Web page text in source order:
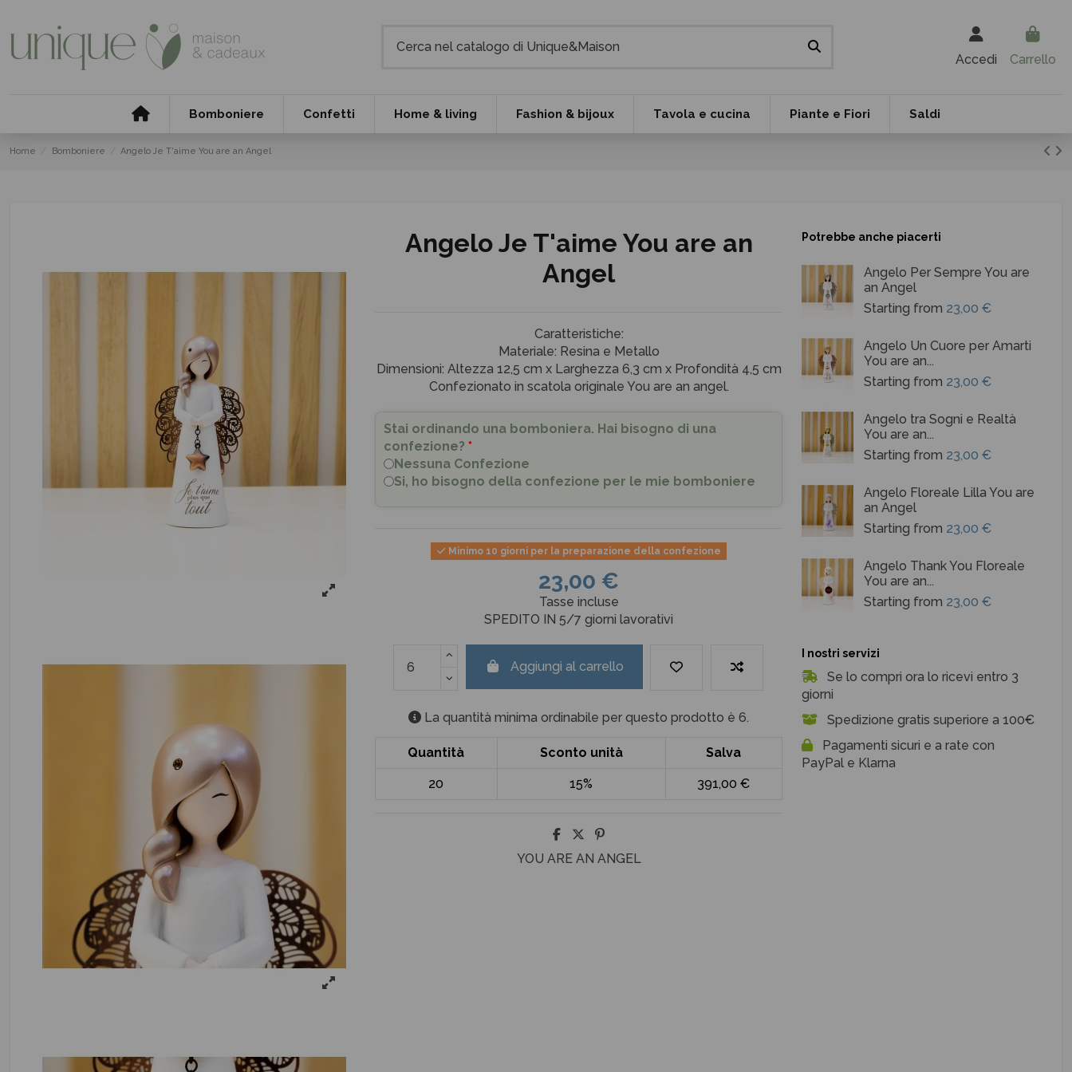
Accedi Carrello
Bomboniere Confetti Home & living Fashion & bijoux Tavola e cucina Piante e Fiori Saldi
Home Bomboniere Angelo Je T'aime You are an Angel
Angelo Je T'aime You are an
Angel
Caratteristiche:
Materiale: Resina e Metallo
Dimensioni: Altezza 12,5 cm x Larghezza 6,3 cm x Profondità 4,5 cm
Confezionato in scatola originale You are an angel.
Stai ordinando una bomboniera. Hai bisogno di una
confezione? *
Nessuna Confezione
Si, ho bisogno della confezione per le mie bomboniere
Minimo 10 giorni per la preparazione della confezione
23,00 €
Tasse incluse
SPEDITO IN 5/7 giorni lavorativi
Aggiungi al carrello
La quantità minima ordinabile per questo prodotto è 6.
Quantità Sconto unità Salva
20 15% 391,00 €
YOU ARE AN ANGEL
Potrebbe anche piacerti
Angelo Per Sempre You are
an Angel
Starting from 23,00 €
Angelo Un Cuore per Amarti
You are an...
Starting from 23,00 €
Angelo tra Sogni e Realtà
You are an...
Starting from 23,00 €
Angelo Floreale Lilla You are
an Angel
Starting from 23,00 €
Angelo Thank You Floreale
You are an...
Starting from 23,00 €
I nostri servizi
Se lo compri ora lo ricevi entro 3
giorni
Spedizione gratis superiore a 100€
Pagamenti sicuri e a rate con
PayPal e Klarna